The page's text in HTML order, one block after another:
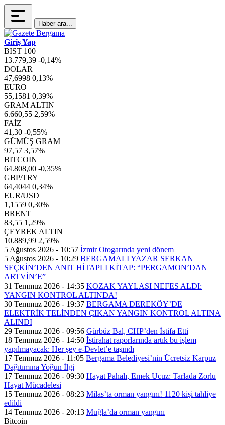
Haber ara...
Giriş Yap
BIST 100
13.779,39 -0,14%
DOLAR
47,6998 0,13%
EURO
55,1581 0,39%
GRAM ALTIN
6.660,55 2,59%
FAİZ
41,30 -0,55%
GÜMÜŞ GRAM
97,57 3,57%
BITCOIN
64.808,00 -0,35%
GBP/TRY
64,4044 0,34%
EUR/USD
1,1559 0,30%
BRENT
83,55 1,29%
ÇEYREK ALTIN
10.889,99 2,59%
5 Ağustos 2026 - 10:57 İzmir Otogarında yeni dönem
5 Ağustos 2026 - 10:29 BERGAMALI YAZAR SERKAN
SEÇKİN’DEN ANIT HİTAPLI KİTAP: “PERGAMON’DAN
ARTVİN’E”
31 Temmuz 2026 - 14:35 KOZAK YAYLASI NEFES ALDI:
YANGIN KONTROL ALTINDA!
30 Temmuz 2026 - 19:37 BERGAMA DEREKÖY’DE
ELEKTRİK TELİNDEN ÇIKAN YANGIN KONTROL ALTINA
ALINDI
29 Temmuz 2026 - 09:56 Gürbüz Bal, CHP’den İstifa Etti
18 Temmuz 2026 - 14:50 İstirahat raporlarında artık bu işlem
yapılmayacak: Her şey e-Devlet’e taşındı
17 Temmuz 2026 - 11:05 Bergama Belediyesi’nin Ücretsiz Karpuz
Dağıtımına Yoğun İlgi
17 Temmuz 2026 - 09:30 Hayat Pahalı, Emek Ucuz: Tarlada Zorlu
Hayat Mücadelesi
15 Temmuz 2026 - 08:23 Milas’ta orman yangını! 1120 kişi tahliye
edildi
14 Temmuz 2026 - 20:13 Muğla’da orman yangını
Bitcoin